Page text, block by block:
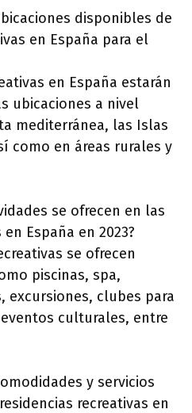
disponibles de
en España para el
en España estarán
ubicaciones a nivel
mediterránea, las Islas
como en áreas rurales y
se ofrecen en las
España en 2023?
se ofrecen
piscinas, spa,
excursiones, clubes para
culturales, entre
y servicios
recreativas en